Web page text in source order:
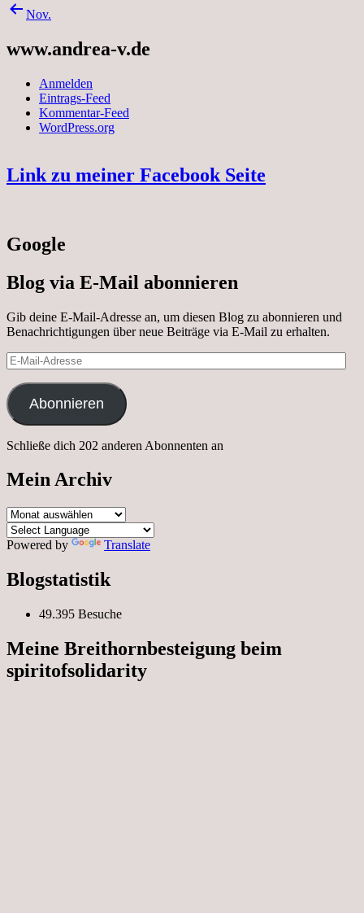
Nov.
www.andrea-v.de
Anmelden
Eintrags-Feed
Kommentar-Feed
WordPress.org
Link zu meiner Facebook Seite
Google
Blog via E-Mail abonnieren
Gib deine E-Mail-Adresse an, um diesen Blog zu abonnieren und
Benachrichtigungen über neue Beiträge via E-Mail zu erhalten.
E-
Mail-
Adresse
Abonnieren
Schließe dich 202 anderen Abonnenten an
Mein Archiv
Mein
Archiv
Powered by
Translate
Blogstatistik
49.395 Besuche
Meine Breithornbesteigung beim
spiritofsolidarity